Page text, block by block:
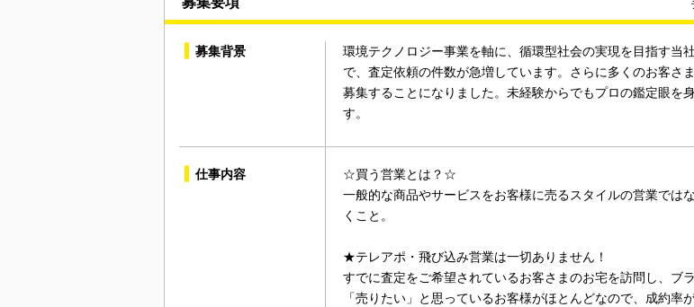
募集背景
環境テクノロジー事業を軸に、循環型社会の実現を目指す当
で、査定依頼の件数が急増しています。さらに多くのお客さ
募集することになりました。未経験からでもプロの鑑定眼を
す。
仕事内容
☆買う営業とは？☆
一般的な商品やサービスをお客様に売るスタイルの営業では
くこと。
★テレアポ・飛び込み営業は一切ありません！
すでに査定をご希望されているお客さまのお宅を訪問し、ブ
「売りたい」と思っているお客様がほとんどなので、成約率